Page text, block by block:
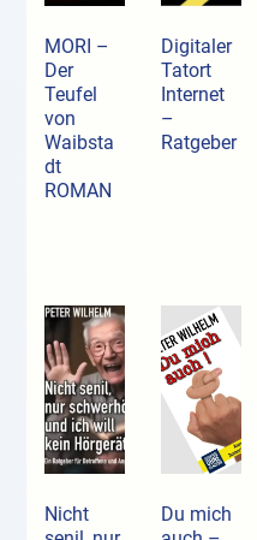
MORI –
Der
Teufel
von
Waibsta
dt
ROMAN
Digitaler
Tatort
Internet
–
Ratgeber
Nicht
Du mich